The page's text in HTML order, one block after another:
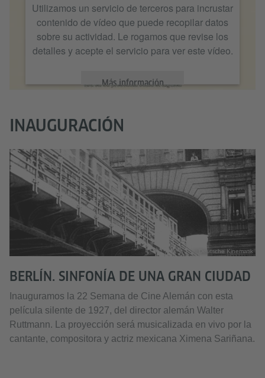
Utilizamos un servicio de terceros para incrustar
contenido de vídeo que puede recopilar datos
sobre su actividad. Le rogamos que revise los
detalles y acepte el servicio para ver este vídeo.
Más información
INAUGURACIÓN
© Deutsche Kinematik
BERLÍN. SINFONÍA DE UNA GRAN CIUDAD
Inauguramos la 22 Semana de Cine Alemán con esta
película silente de 1927, del director alemán Walter
Ruttmann. La proyección será musicalizada en vivo por la
cantante, compositora y actriz mexicana Ximena Sariñana.